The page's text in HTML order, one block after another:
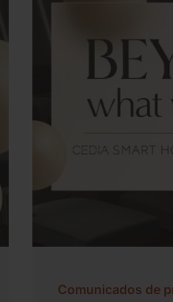
Comunicados de